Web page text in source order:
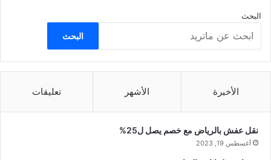
البحث
البحث
الأخيرة الأشهر تعليقات
نقل عفش بالرياض مع خصم يصل ل25%
أغسطس 19, 2023